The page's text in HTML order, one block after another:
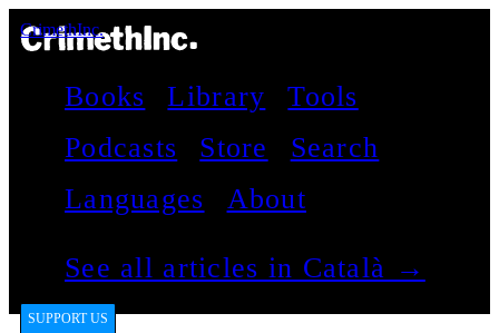
CrimethInc.
Books Library
Tools
Podcasts
Store
Search
Languages
About
See all articles in Català →
SUPPORT US